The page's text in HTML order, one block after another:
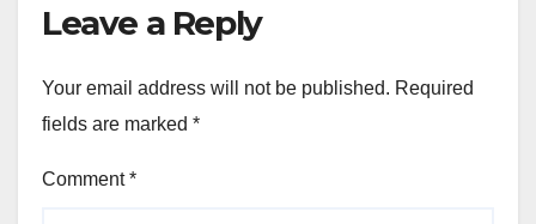
Leave a Reply
Your email address will not be published. Required
fields are marked *
Comment*